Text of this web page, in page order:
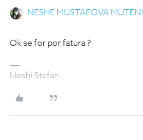
NESHE MUSTAFOVA
Ok se for por fatura ?
Neshi Stefan